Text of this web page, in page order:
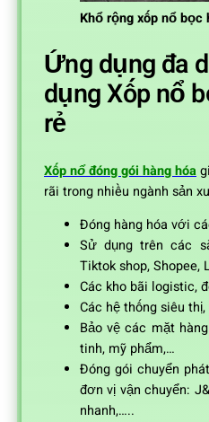
Khổ rộng xốp nổ bọc
Ứng dụng đa
dụng Xốp nổ
rẻ
Xốp nổ đóng gói hàng hóa
rãi trong nhiều ngành sản
Đóng hàng hóa với
Sử dụng trên các
Tiktok shop, Shopee,
Các kho bãi logistic,
Các hệ thống siêu
Bảo vệ các mặt
tinh, mỹ phẩm,…
Đóng gói chuyển
đơn vị vận chuyển:
nhanh,…..